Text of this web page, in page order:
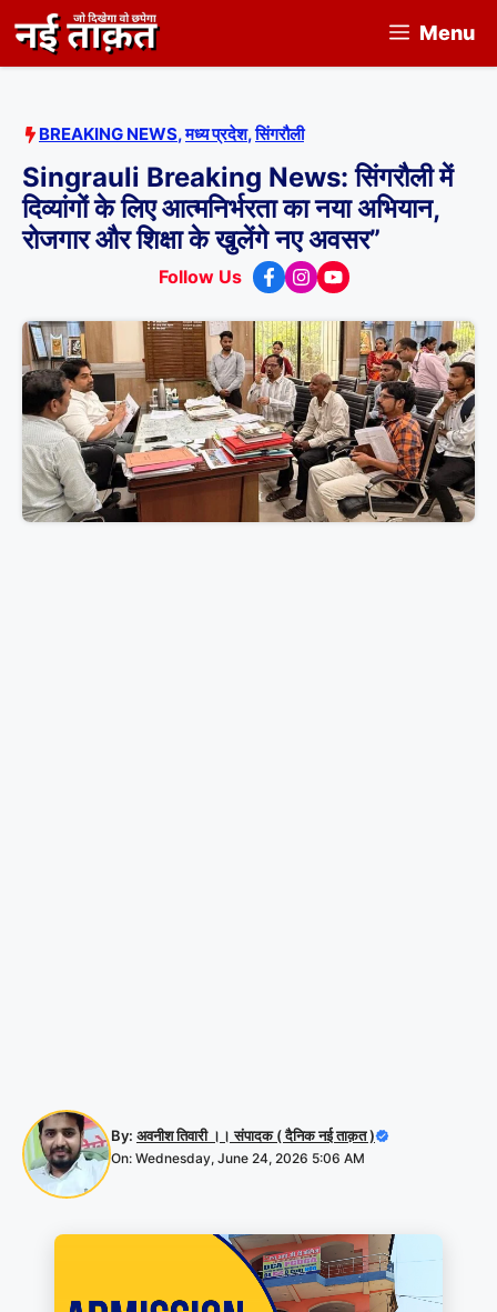
to
content
Menu
BREAKING NEWS,मध्य प्रदेश,सिंगरौली
Singrauli Breaking News: सिंगरौली में
दिव्यांगों के लिए आत्मनिर्भरता का नया अभियान,
रोजगार और शिक्षा के खुलेंगे नए अवसर”
Follow Us
By: अवनीश तिवारी ।। संपादक ( दैनिक नई ताक़त )
On: Wednesday, June 24, 2026 5:06 AM